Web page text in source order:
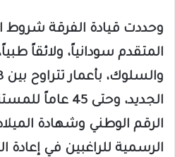
وحددت قيادة الفرقة شروط
المتقدم سودانياً، ولائقاً
الجديد، وحتى 45
الرقم الوطني وشهادة
الرسمية للراغبين في إعادة